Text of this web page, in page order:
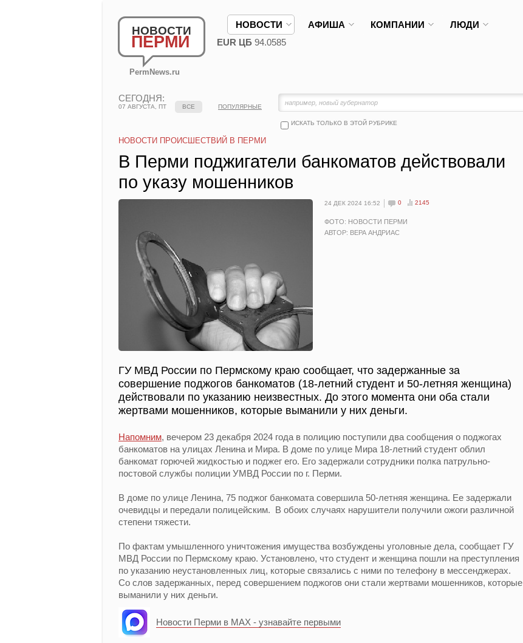
НОВОСТИ
ПЕРМИ
PermNews.ru
НОВОСТИ АФИША КОМПАНИИ ЛЮДИ
EUR ЦБ 94.0585
СЕГОДНЯ:
07 АВГУСТА, ПТ
ИСКАТЬ ТОЛЬКО В ЭТОЙ РУБРИКЕ
ВСЕ ПОПУЛЯРНЫЕ
НОВОСТИ ПРОИСШЕСТВИЙ В ПЕРМИ
В Перми поджигатели банкоматов действовали
по указу мошенников
24 ДЕК 2024 16:52 0 2145
ФОТО: НОВОСТИ ПЕРМИ
АВТОР: ВЕРА АНДРИАС
ГУ МВД России по Пермскому краю сообщает, что задержанные за
совершение поджогов банкоматов (18-летний студент и 50-летняя женщина)
действовали по указанию неизвестных. До этого момента они оба стали
жертвами мошенников, которые выманили у них деньги.
Напомним, вечером 23 декабря 2024 года в полицию поступили два сообщения о поджогах
банкоматов на улицах Ленина и Мира. В доме по улице Мира 18-летний студент облил
банкомат горючей жидкостью и поджег его. Его задержали сотрудники полка патрульно-
постовой службы полиции УМВД России по г. Перми.
В доме по улице Ленина, 75 поджог банкомата совершила 50-летняя женщина. Ее задержали
очевидцы и передали полицейским. В обоих случаях нарушители получили ожоги различной
степени тяжести.
По фактам умышленного уничтожения имущества возбуждены уголовные дела, сообщает ГУ
МВД России по Пермскому краю. Установлено, что студент и женщина пошли на преступления
по указанию неустановленных лиц, которые связались с ними по телефону в мессенджерах.
Со слов задержанных, перед совершением поджогов они стали жертвами мошенников, которые
выманили у них деньги.
Новости Перми в MAX - узнавайте первыми